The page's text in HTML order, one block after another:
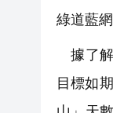
綠道藍
據了解
目標如